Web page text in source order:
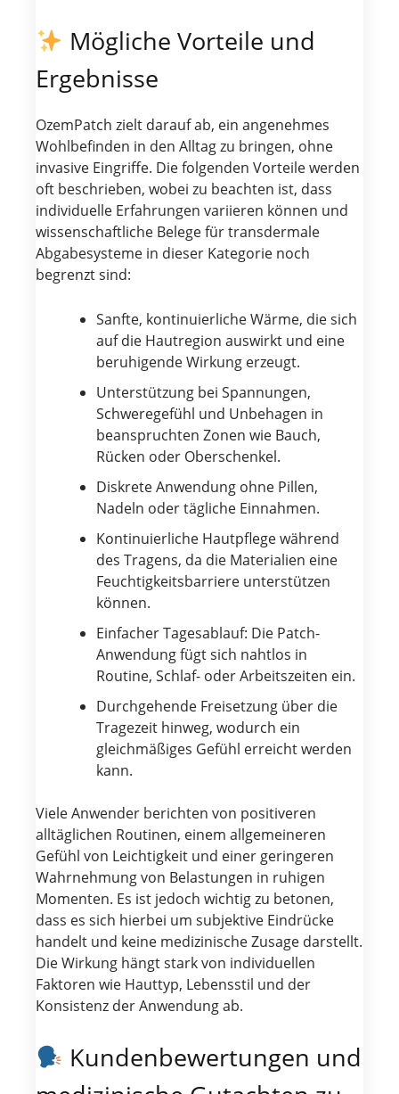
Mögliche Vorteile und
Ergebnisse
OzemPatch zielt darauf ab, ein angenehmes
Wohlbefinden in den Alltag zu bringen, ohne
invasive Eingriffe. Die folgenden Vorteile werden
oft beschrieben, wobei zu beachten ist, dass
individuelle Erfahrungen variieren können und
wissenschaftliche Belege für transdermale
Abgabesysteme in dieser Kategorie noch
begrenzt sind:
Sanfte, kontinuierliche Wärme, die sich
auf die Hautregion auswirkt und eine
beruhigende Wirkung erzeugt.
Unterstützung bei Spannungen,
Schweregefühl und Unbehagen in
beanspruchten Zonen wie Bauch,
Rücken oder Oberschenkel.
Diskrete Anwendung ohne Pillen,
Nadeln oder tägliche Einnahmen.
Kontinuierliche Hautpflege während
des Tragens, da die Materialien eine
Feuchtigkeitsbarriere unterstützen
können.
Einfacher Tagesablauf: Die Patch-
Anwendung fügt sich nahtlos in
Routine, Schlaf- oder Arbeitszeiten ein.
Durchgehende Freisetzung über die
Tragezeit hinweg, wodurch ein
gleichmäßiges Gefühl erreicht werden
kann.
Viele Anwender berichten von positiveren
alltäglichen Routinen, einem allgemeineren
Gefühl von Leichtigkeit und einer geringeren
Wahrnehmung von Belastungen in ruhigen
Momenten. Es ist jedoch wichtig zu betonen,
dass es sich hierbei um subjektive Eindrücke
handelt und keine medizinische Zusage darstellt.
Die Wirkung hängt stark von individuellen
Faktoren wie Hauttyp, Lebensstil und der
Konsistenz der Anwendung ab.
Kundenbewertungen und